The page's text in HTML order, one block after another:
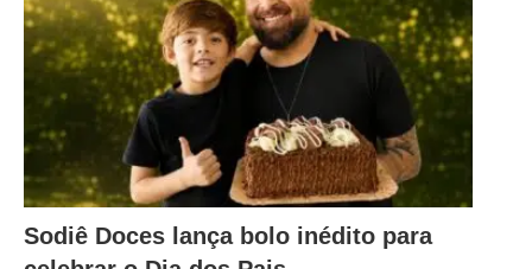
Sodiê Doces lança bolo inédito para